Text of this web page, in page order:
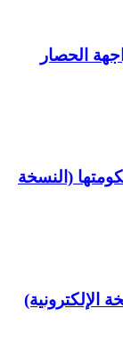
الحصار
(النسخة
الإلكترونية)